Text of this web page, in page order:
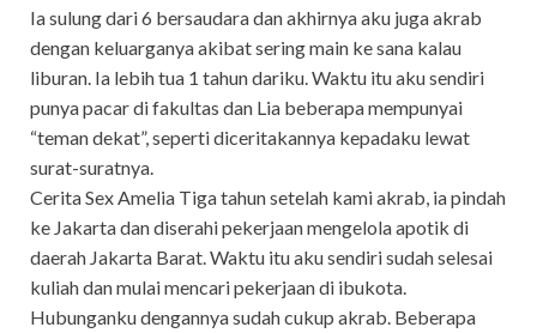
Ia sulung dari 6 bersaudara dan akhirnya aku juga akrab
dengan keluarganya akibat sering main ke sana kalau
liburan. Ia lebih tua 1 tahun dariku. Waktu itu aku sendiri
punya pacar di fakultas dan Lia beberapa mempunyai
“teman dekat”, seperti diceritakannya kepadaku lewat
surat-suratnya.
Cerita Sex Amelia Tiga tahun setelah kami akrab, ia pindah
ke Jakarta dan diserahi pekerjaan mengelola apotik di
daerah Jakarta Barat. Waktu itu aku sendiri sudah selesai
kuliah dan mulai mencari pekerjaan di ibukota.
Hubunganku dengannya sudah cukup akrab. Beberapa